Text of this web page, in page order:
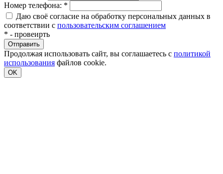
Номер телефона: *
Даю своё согласие на обработку персональных данных в
соответствии с пользовательским соглашением
* - провеирть
Продолжая использовать сайт, вы соглашаетесь с политикой
использования файлов cookie.
OK